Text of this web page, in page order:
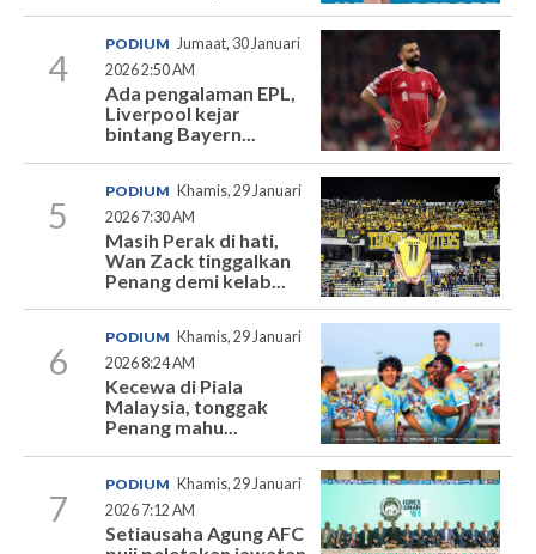
4
PODIUM Jumaat, 30 Januari
2026 2:50 AM
Ada pengalaman EPL,
Liverpool kejar
bintang Bayern...
5
PODIUM Khamis, 29 Januari
2026 7:30 AM
Masih Perak di hati,
Wan Zack tinggalkan
Penang demi kelab...
6
PODIUM Khamis, 29 Januari
2026 8:24 AM
Kecewa di Piala
Malaysia, tonggak
Penang mahu...
7
PODIUM Khamis, 29 Januari
2026 7:12 AM
Setiausaha Agung AFC